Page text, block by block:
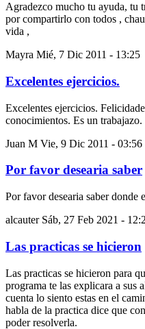
Agradezco mucho tu ayuda, tu
por compartirlo con todos ,
vida ,
Mayra Mié, 7 Dic 2011 - 13:25
Excelentes ejercicios.
Excelentes ejercicios.
conocimientos. Es un
Juan M Vie, 9 Dic 2011 - 03:56
Por favor desearia saber
Por favor desearia saber donde
alcauter Sáb, 27 Feb 2021 -
Las practicas se hicieron
Las practicas se hicieron para
programa te las explicara a sus
cuenta lo siento estas en el
habla de la practica dice que
poder resolverla.